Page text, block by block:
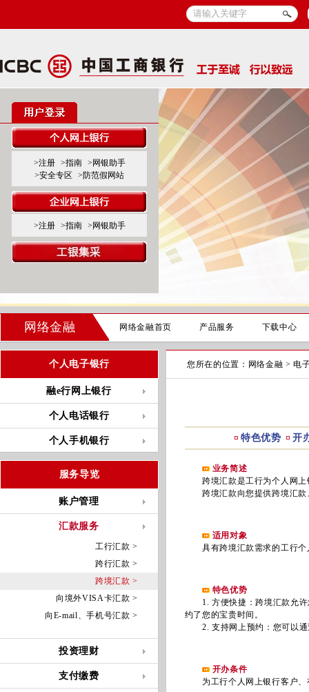
>注册 >指南
>网银助手
>安全专区
>防范假网站
>注册 >指南 >网银助手
网络金融 网络金融首页 产品服务 下载中心
个人电子银行
融e行网上银行
个人电话银行
个人手机银行
服务导览
账户管理
汇款服务
工行汇款 >
跨行汇款 >
跨境汇款 >
向境外VISA卡汇款 >
向E-mail、手机号汇款 >
投资理财
支付缴费
您所在的位置： 网络金融 >电
特色优势 开
业务简述
跨境汇款是工行为个人网上
跨境汇款向您提供跨境汇款
适用对象
具有跨境汇款需求的工行个
特色优势
1. 方便快捷：跨境汇款允许
约了您的宝贵时间。
2. 支持网上预约：您可以通
开办条件
为工行个人网上银行客户、